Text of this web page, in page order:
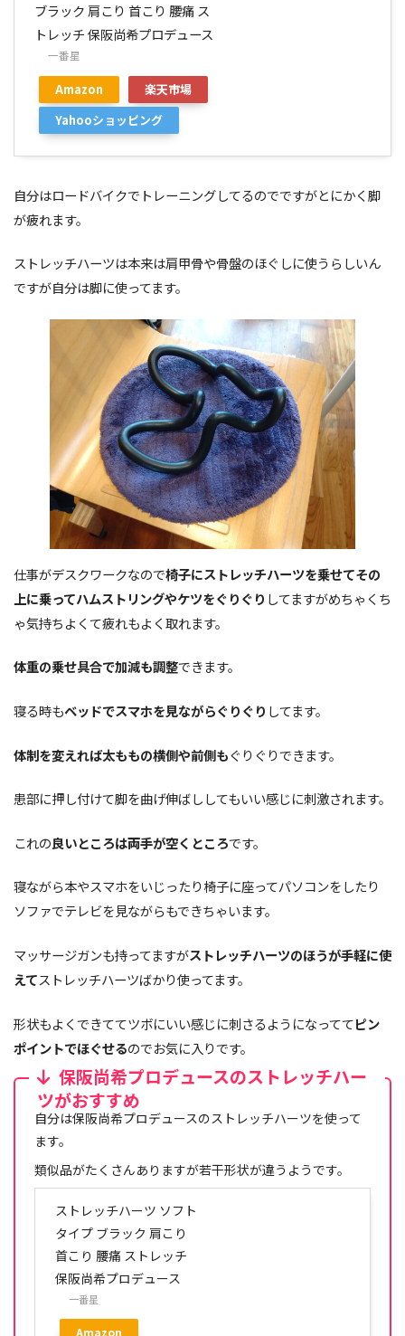
ブラック 肩こり 首こり 腰痛 ス
トレッチ 保阪尚希プロデュース
一番星
Amazon
楽天市場
Yahooショッピング
自分はロードバイクでトレーニングしてるのでですがとにかく脚
が疲れます。
ストレッチハーツは本来は肩甲骨や骨盤のほぐしに使うらしいん
ですが自分は脚に使ってます。
仕事がデスクワークなので椅子にストレッチハーツを乗せてその
上に乗ってハムストリングやケツをぐりぐり してますがめちゃくち
ゃ気持ちよくて疲れもよく取れます。
体重の乗せ具合で加減も調整できます。
寝る時もベッドでスマホを見ながらぐりぐり してます。
体制を変えれば太ももの横側や前側もぐりぐりできます。
患部に押し付けて脚を曲げ伸ばししてもいい感じに刺激されます。
これの良いところは両手が空くところです。
寝ながら本やスマホをいじったり椅子に座ってパソコンをしたり
ソファでテレビを見ながらもできちゃいます。
マッサージガンも持ってますがストレッチハーツのほうが手軽に使
えてストレッチハーツばかり使ってます。
形状もよくできててツボにいい感じに刺さるようになっててピン
ポイントでほぐせるのでお気に入りです。
保阪尚希プロデュースのストレッチハー
ツがおすすめ
自分は保阪尚希プロデュースのストレッチハーツを使って
ます。
類似品がたくさんありますが若干形状が違うようです。
ストレッチハーツ ソフト
タイプ ブラック 肩こり
首こり 腰痛 ストレッチ
保阪尚希プロデュース
一番星
Amazon